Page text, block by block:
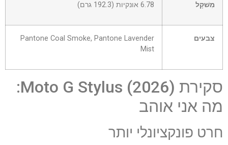
מִשׁקָל 6.78 אונקיות (192.3 גרם)
צבעים
Pantone Coal Smoke, Pantone Lavender
Mist
סקירת Moto G Stylus (2026):
מה אני אוהב
חרט פונקציונלי יותר